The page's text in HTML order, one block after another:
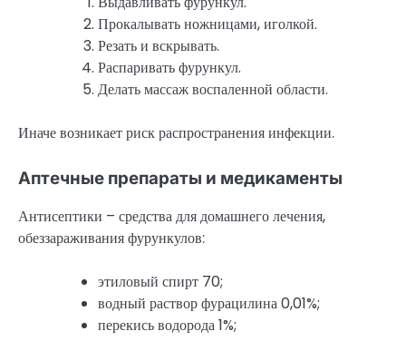
Прокалывать ножницами, иголкой.
Резать и вскрывать.
Распаривать фурункул.
Делать массаж воспаленной области.
Иначе возникает риск распространения инфекции.
Аптечные препараты и медикаменты
Антисептики – средства для домашнего лечения,
обеззараживания фурункулов:
этиловый спирт 70;
водный раствор фурацилина 0,01%;
перекись водорода 1%;